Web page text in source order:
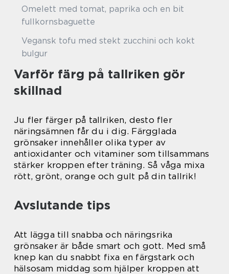
Omelett med tomat, paprika och en bit
fullkornsbaguette
Vegansk tofu med stekt zucchini och kokt
bulgur
Varför färg på tallriken gör
skillnad
Ju fler färger på tallriken, desto fler
näringsämnen får du i dig. Färgglada
grönsaker innehåller olika typer av
antioxidanter och vitaminer som tillsammans
stärker kroppen efter träning. Så våga mixa
rött, grönt, orange och gult på din tallrik!
Avslutande tips
Att lägga till snabba och näringsrika
grönsaker är både smart och gott. Med små
knep kan du snabbt fixa en färgstark och
hälsosam middag som hjälper kroppen att